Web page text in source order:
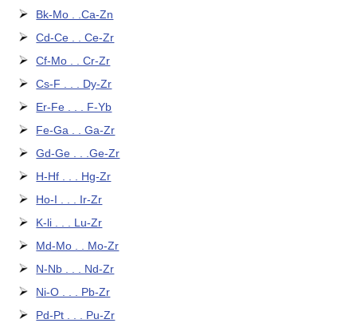
Bk-Mo . .Ca-Zn
Cd-Ce . . Ce-Zr
Cf-Mo . . Cr-Zr
Cs-F . . . Dy-Zr
Er-Fe . . . F-Yb
Fe-Ga . . Ga-Zr
Gd-Ge . . .Ge-Zr
H-Hf . . . Hg-Zr
Ho-I . . . Ir-Zr
K-li . . . Lu-Zr
Md-Mo . . Mo-Zr
N-Nb . . . Nd-Zr
Ni-O . . . Pb-Zr
Pd-Pt . . . Pu-Zr